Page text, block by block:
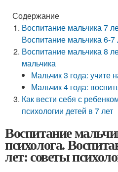
Содержание
Воспитание мальчика 7
Воспитание мальчика 6-7
Воспитание мальчика 8
мальчика
Мальчик 3 года: учите
Мальчик 4 года:
Как вести себя с
психологии детей в 7 лет
Воспитание
психолога.
лет: советы